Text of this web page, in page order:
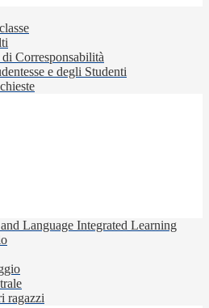
Corresponsabilità
e degli Studenti
Language Integrated Learning
ragazzi